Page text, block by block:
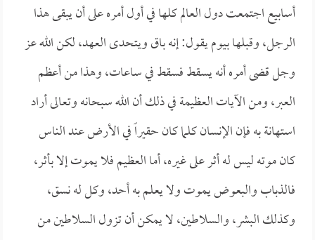
أسابيع اجتمعت دول العالم كلها في أول أمره على أن يبقى هذا
الرجل، وقبلها بيوم يقول: إنه باق ويتحدى العهد، لكن الله عز
وجل قضى أمره أنه يسقط فسقط في ساعات، وهذا من أعظم
العبر، ومن الآيات العظيمة في ذلك أن الله سبحانه وتعالى أراد
استهانة به فإن الإنسان كلما كان حقيراً في الأرض عند الناس
كان موته ليس له أثر على غيره، أما العظيم فلا يموت إلا بأثر،
فالذباب والبعوض يموت ولا يعلم به أحد، وكل له نسق،
وكذلك البشر، والسلاطين، لا يمكن أن تزول السلاطين من